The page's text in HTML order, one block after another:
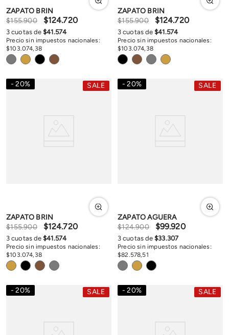
ZAPATO BRIN
$155.900 $124.720
Precio sin impuestos nacionales:
$103 074, 38
3 cuotas de$41.574
ZAPATO BRIN
$155.900 $124.720
Precio sin impuestos nacionales:
$103 074, 38
3 cuotas de$41.574
20% SALE
ZAPATO BRIN
$155.900 $124.720
Precio sin impuestos nacionales:
$103 074, 38
3 cuotas de$41.574
20% SALE
ZAPATO AGUERA
$124.900 $99.920
Precio sin impuestos nacionales:
$82 578,51
3 cuotas de$33.307
20% SALE 20% SALE